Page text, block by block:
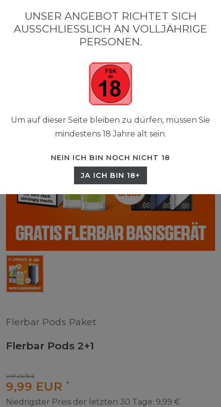
0
0,00 EUR
Flerbar Pods Paket
Flerbar Pods 2+1
UVP 29,70 €
9,99 EUR *
Niedrigster Preis der letzten 30 Tage: 9,99 €
UNSER ANGEBOT RICHTET SICH
AUSSCHLIESSLICH AN VOLLJÄHRIGE P
ERSONEN.
Um auf dieser Seite bleiben zu dürfen, müssen Sie
mindestens 18 Jahre alt sein.
NEIN ICH BIN NOCH NICHT 18
JA ICH BIN 18+